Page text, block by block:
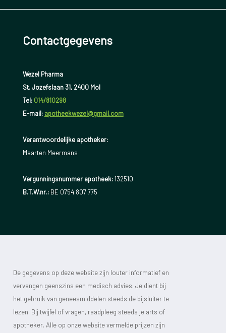
Contactgegevens
Wezel Pharma
St. Jozefslaan 31, 2400 Mol
Tel: 014/810298
E-mail: apotheekwezel@gmail.com
Verantwoordelijke apotheker:
Maarten Meermans
Vergunningsnummer apotheek:132510
B.T.W.nr.:BE 0754 807 775
De gegevens op deze website zijn louter informatief en
vervangen geenszins een medisch advies. Je dient bij
het gebruik van geneesmiddelen steeds de bijsluiter te
lezen. Bij twijfel of vragen, raadpleeg steeds je arts of
apotheker. Alle op onze website vermelde prijzen zijn